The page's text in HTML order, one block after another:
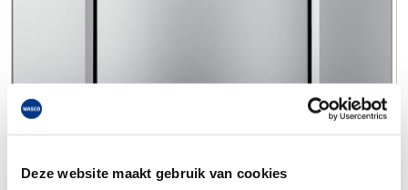
Deze website maakt gebruik van cookies